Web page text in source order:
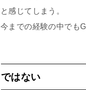
と感じてしまう。
今までの経験の中でも
ではない